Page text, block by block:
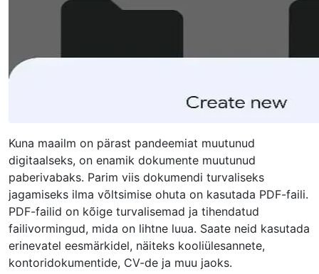
Kuna maailm on pärast pandeemiat muutunud
digitaalseks, on enamik dokumente muutunud
paberivabaks. Parim viis dokumendi turvaliseks
jagamiseks ilma võltsimise ohuta on kasutada PDF-faili.
PDF-failid on kõige turvalisemad ja tihendatud
failivormingud, mida on lihtne luua. Saate neid kasutada
erinevatel eesmärkidel, näiteks kooliülesannete,
kontoridokumentide, CV-de ja muu jaoks.